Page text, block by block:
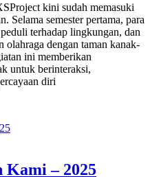
kini sudah memasuki
Selama semester pertama, para
terhadap lingkungan, dan
olahraga dengan taman kanak-
ini memberikan
untuk berinteraksi,
diri
– 2025